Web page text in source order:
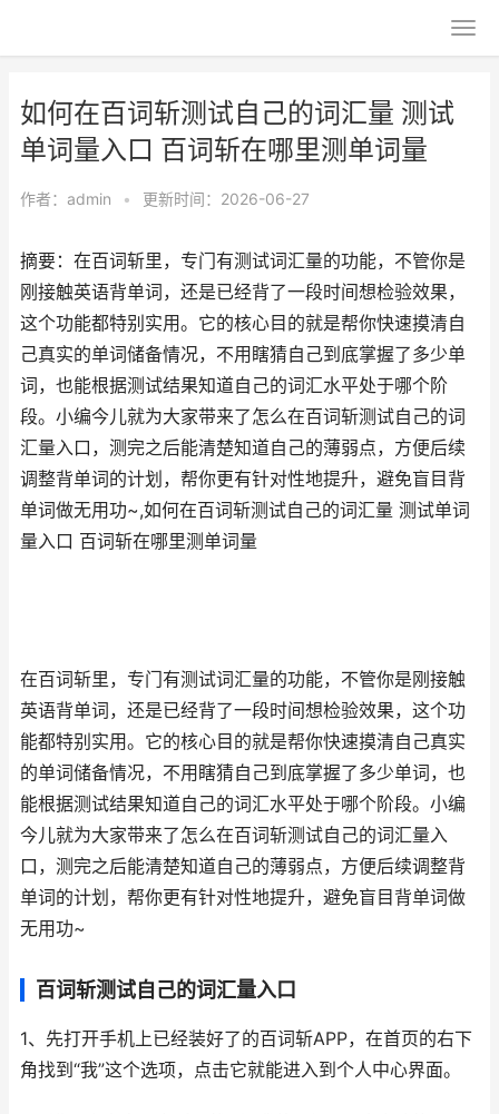
如何在百词斩测试自己的词汇量 测试
单词量入口 百词斩在哪里测单词量
作者： admin • 更新时间：2026-06-27
摘要：在百词斩里，专门有测试词汇量的功能，不管你是
刚接触英语背单词，还是已经背了一段时间想检验效果，
这个功能都特别实用。它的核心目的就是帮你快速摸清自
己真实的单词储备情况，不用瞎猜自己到底掌握了多少单
词，也能根据测试结果知道自己的词汇水平处于哪个阶
段。小编今儿就为大家带来了怎么在百词斩测试自己的词
汇量入口，测完之后能清楚知道自己的薄弱点，方便后续
调整背单词的计划，帮你更有针对性地提升，避免盲目背
单词做无用功~,如何在百词斩测试自己的词汇量 测试单词
量入口 百词斩在哪里测单词量
在百词斩里，专门有测试词汇量的功能，不管你是刚接触
英语背单词，还是已经背了一段时间想检验效果，这个功
能都特别实用。它的核心目的就是帮你快速摸清自己真实
的单词储备情况，不用瞎猜自己到底掌握了多少单词，也
能根据测试结果知道自己的词汇水平处于哪个阶段。小编
今儿就为大家带来了怎么在百词斩测试自己的词汇量入
口，测完之后能清楚知道自己的薄弱点，方便后续调整背
单词的计划，帮你更有针对性地提升，避免盲目背单词做
无用功~
百词斩测试自己的词汇量入口
1、先打开手机上已经装好了的百词斩APP，在首页的右下
角找到“我”这个选项，点击它就能进入到个人中心界面。